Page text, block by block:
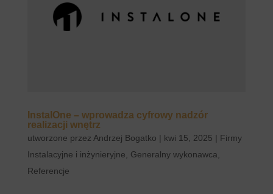
InstalOne – wprowadza cyfrowy nadzór
realizacji wnętrz
utworzone przez Andrzej Bogatko | kwi 15, 2025 | Firmy
Instalacyjne i inżynieryjne
Generalny wykonawca
Referencje